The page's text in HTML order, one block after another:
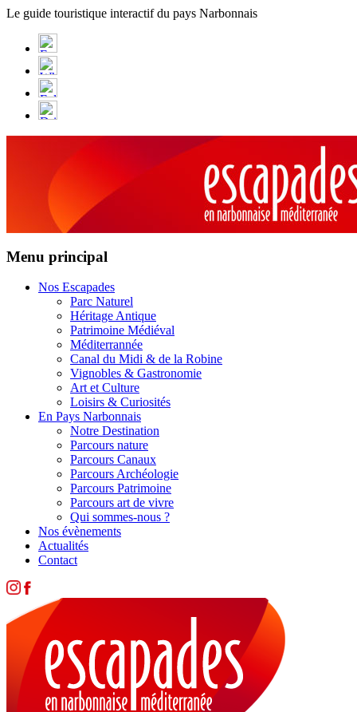
Panneau de gestion des cookies
Le guide touristique interactif du pays Narbonnais
Menu principal
Nos Escapades
Parc Naturel
Héritage Antique
Patrimoine Médiéval
Méditerrannée
Canal du Midi & de la Robine
Vignobles & Gastronomie
Art et Culture
Loisirs & Curiosités
En Pays Narbonnais
Notre Destination
Parcours nature
Parcours Canaux
Parcours Archéologie
Parcours Patrimoine
Parcours art de vivre
Qui sommes-nous ?
Nos évènements
Actualités
Contact